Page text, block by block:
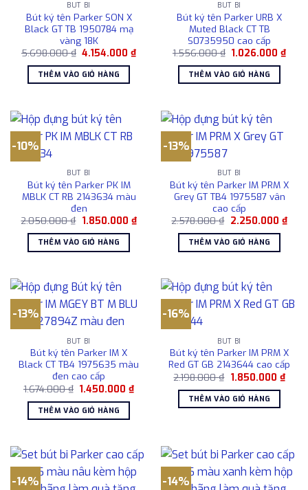
BÚT BI
Bút ký tên Parker SON X
Black GT TB 1950784 mạ
vàng 18K
5.698.000₫ Giá
là:
5.698.000 ₫.
4.154.000₫Giá
hiện
4.154.000 ₫.
THÊM VÀO GIỎ HÀNG
BÚT BI
Bút ký tên Parker URB X
Muted Black CT TB
S0735950 cao cấp
1.556.000₫ Giá
là:
1.556.000 ₫.
1.026.000₫Giá
hiện
THÊM VÀO GIỎ HÀNG
-10%
BÚT BI
Bút ký tên Parker PK IM
MBLK CT RB 2143634 màu
đen
2.050.000₫ Giá
là:
2.050.000 ₫.
1.850.000 ₫Giá
1.850.000 ₫.
THÊM VÀO GIỎ HÀNG
-13%
BÚT BI
Bút ký tên Parker IM PRM X
Grey GT TB4 1975587 vân
cao cấp
2.578.000₫ Giá
là:
2.578.000 ₫.
2.250.000 ₫Giá
THÊM VÀO GIỎ HÀNG
-13%
BÚT BI
Bút ký tên Parker IM X
Black CT TB4 1975635 màu
đen cao cấp
1.674.000₫ Giá
là:
1.674.000 ₫.
1.450.000₫Giá
hiện
THÊM VÀO GIỎ HÀNG
-16%
BÚT BI
Bút ký tên Parker IM PRM X
Red GT GB 2143644 cao cấp
2.198.000₫ Giá
là:
2.198.000 ₫.
1.850.000 ₫Giá
hiện
THÊM VÀO GIỎ HÀNG
-14% -14%